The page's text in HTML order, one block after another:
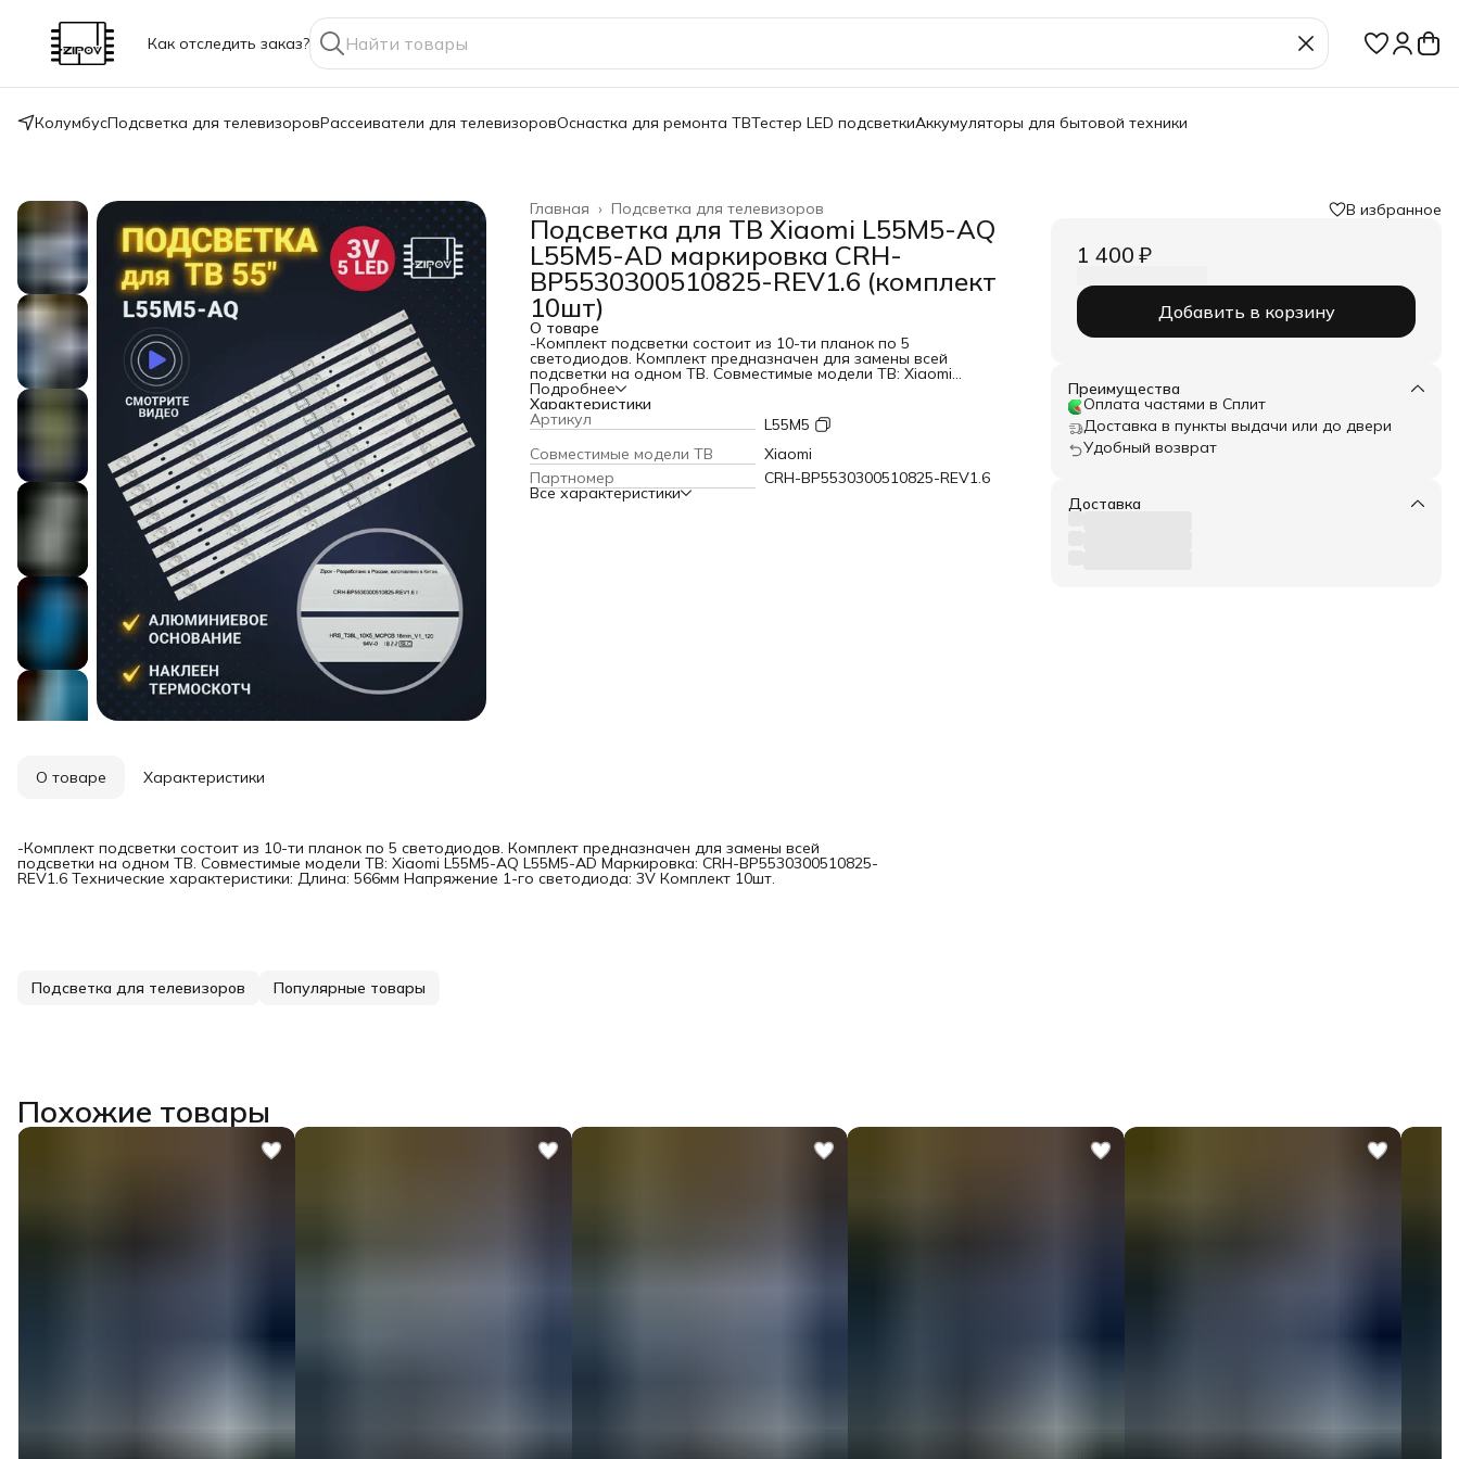
Как отследить заказ?
КолумбусПодсветка для телевизоровРассеиватели для телевизоровОснастка для ремонта ТВТестер LED подсветкиАккумуляторы для бытовой техники
Подсветка для телевизоров
Главная ›
Подсветка для ТВ Xiaomi L55M5-AQ
L55M5-AD маркировка CRH-
BP5530300510825-REV1.6 (комплект
10шт)
О товаре
-Комплект подсветки состоит из 10-ти планок по 5
светодиодов. Комплект предназначен для замены всей
подсветки на одном ТВ. Совместимые модели ТВ: Xiaomi
L55M5-AQ L55M5-AD Маркировка: CRH-BP5530300510825-
REV1.6 Технические характеристики: Длина: 566мм
Напряжение 1-го светодиода: 3V Комплект 10шт.
Подробнее
Характеристики
Артикул
L55M5
Cовместимые модели ТВ
Xiaomi
Партномер
CRH-BP5530300510825-REV1.6
Все характеристики
В избранное
1 400 ₽
Добавить в корзину
Преимущества
Оплата частями в Сплит
Доставка в пункты выдачи или до двери
Удобный возврат
Доставка
О товаре Характеристики
-Комплект подсветки состоит из 10-ти планок по 5 светодиодов. Комплект предназначен для замены всей
подсветки на одном ТВ. Совместимые модели ТВ: Xiaomi L55M5-AQ L55M5-AD Маркировка: CRH-BP5530300510825-
REV1.6 Технические характеристики: Длина: 566мм Напряжение 1-го светодиода: 3V Комплект 10шт.
Подсветка для телевизоров Популярные товары
Похожие товары